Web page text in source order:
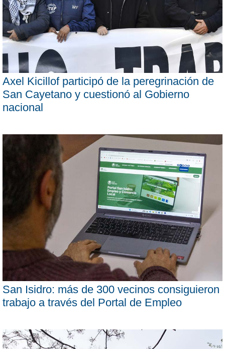
Axel Kicillof participó de la peregrinación de
San Cayetano y cuestionó al Gobierno
nacional
San Isidro: más de 300 vecinos consiguieron
trabajo a través del Portal de Empleo